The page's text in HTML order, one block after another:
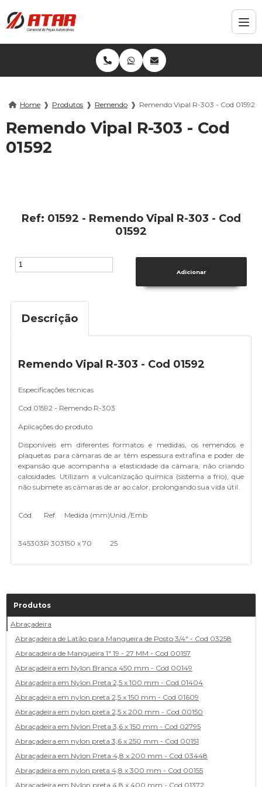
Home ❱ Produtos ❱ Remendo ❱ Remendo Vipal R-303 - Cod 01592
Remendo Vipal R-303 - Cod
01592
Ref: 01592 - Remendo Vipal R-303 - Cod
01592
Descrição
Remendo Vipal R-303 - Cod 01592
Especificações técnicas
Cod 01592 - Remendo R-303
Aplicações do produto
Disponíveis em diferentes formatos e medidas, os remendos e
plaquetas para câmaras de ar têm espessura extrafina e poder de
expansão que acompanha a elasticidade da câmara, não criando
calosidades. Utilizam a vulcanização química (sistema a frio), que
não submete as câmaras de ar ao calor, prolongando sua vida útil.
Cód. Ref. Medida (mm)Unid./Emb
345303R 303150 x 70 25
Produtos
Abraçadeira
Abraçadeira de Latão para Mangueira de Posto 3/4" - Cod 03258
Abracadeira de Mangueira 1" 19 - 27 MM - Cod 00157
Abraçadeira em Nylon Branca 450 mm - Cod 00149
Abraçadeira em Nylon Preta 2,5 x 100 mm - Cod 01404
Abraçadeira em nylon preta 2,5 x 150 mm - Cod 01609
Abraçadeira em nylon preta 2,5 x 200 mm - Cod 00150
Abraçadeira em Nylon Preta 3,6 x 150 mm - Cod 02795
Abraçadeira em nylon preta 3,6 x 250 mm - Cod 00151
Abraçadeira em Nylon Preta 4,8 x 200 mm - Cod 03448
Abraçadeira em nylon preta 4,8 x 300 mm - Cod 00155
Abraçadeira em Nylon preta 4,8 x 400 mm - Cod 01372